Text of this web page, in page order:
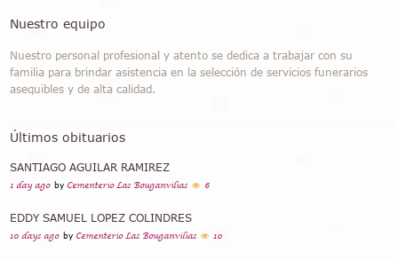
Nuestro equipo
Nuestro personal profesional y atento se dedica a trabajar con su
familia para brindar asistencia en la selección de servicios funerarios
asequibles y de alta calidad.
Últimos obituarios
SANTIAGO AGUILAR RAMIREZ
1 day ago by Cementerio Las Bouganvilias 6
EDDY SAMUEL LOPEZ COLINDRES
10 days ago by Cementerio Las Bouganvilias 10